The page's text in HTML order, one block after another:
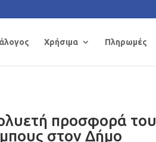
Χρήσιμα Πληρωμές
προσφορά του
στον Δήμο